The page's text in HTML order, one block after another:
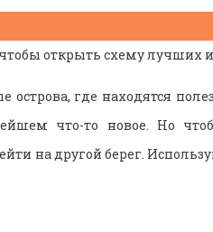
открыть схему лучших
острова, где находятся
что-то новое. Но
на другой берег.